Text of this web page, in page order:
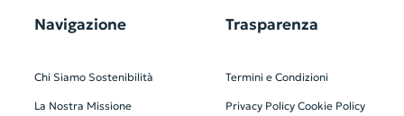
Navigazione
Chi Siamo Sostenibilità
La Nostra Missione
Trasparenza
Termini e Condizioni
Privacy Policy Cookie Policy